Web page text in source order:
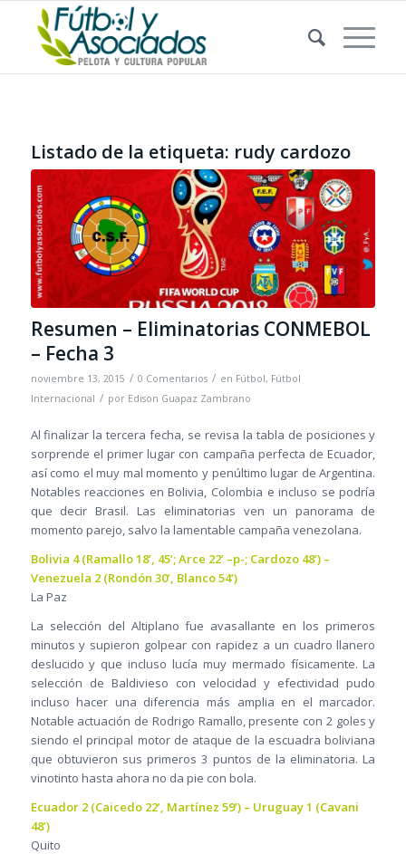
Listado de la etiqueta: rudy cardozo
Resumen – Eliminatorias CONMEBOL
– Fecha 3
noviembre 13, 2015 / 0 Comentarios / en Fútbol, Fútbol
Internacional / por Edison Guapaz Zambrano
Al finalizar la tercera fecha, se revisa la tabla de posiciones y
sorprende el primer lugar con campaña perfecta de Ecuador,
así como el muy mal momento y penúltimo lugar de Argentina.
Notables reacciones en Bolivia, Colombia e incluso se podría
que decir Brasil. Las eliminatorias ven un panorama de
momento parejo, salvo la lamentable campaña venezolana.
Bolivia 4 (Ramallo 18’, 45’; Arce 22’ –p-; Cardozo 48’) –
Venezuela 2 (Rondón 30’, Blanco 54’)
La Paz
La selección del Altiplano fue avasallante en los primeros
minutos y supieron golpear con rapidez a un cuadro llanero
deslucido y que incluso lucía muy mermado físicamente. La
selección de Baldivieso con velocidad y efectividad pudo
incluso hacer una diferencia más amplia en el marcador.
Notable actuación de Rodrigo Ramallo, presente con 2 goles y
siendo el principal motor de ataque de la escuadra boliviana
que obtuvieron sus primeros 3 puntos de la eliminatoria. La
vinotinto hasta ahora no da pie con bola.
Ecuador 2 (Caicedo 22’, Martínez 59’) – Uruguay 1 (Cavani
48’)
Quito